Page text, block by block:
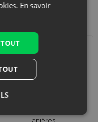
vous
lanières
En savoir